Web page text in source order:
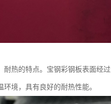
耐热的特点。宝钢彩钢板表面经
境，具有良好的耐热性能。